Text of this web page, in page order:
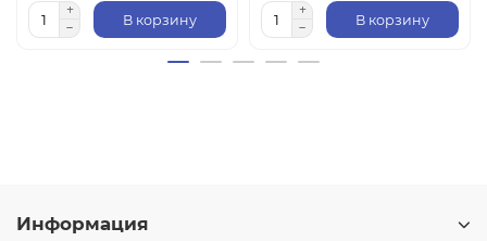
В корзину В корзину
Информация